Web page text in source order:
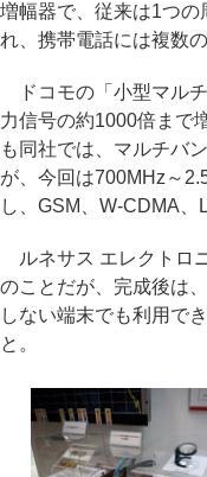
増幅器で、従来は1つの
れ、携帯電話には複数
ドコモの「小型マル
力信号の約1000倍まで
も同社では、マルチバ
が、今回は700MHz～
し、GSM、W-CDMA、
ルネサス エレクトロ
のことだが、完成後は
しない端末でも利用で
と。